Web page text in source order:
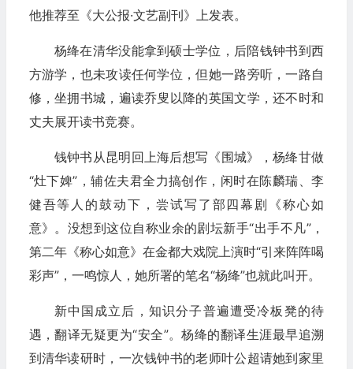
他推荐至《大公报·文艺副刊》上发表。
杨绛在清华没能拿到硕士学位，后陪钱钟书到西
方游学，也未攻读任何学位，但她一路旁听，一路自
修，坐拥书城，遍读乔叟以降的英国文学，还不时和
丈夫展开读书竞赛。
钱钟书从昆明回上海后想写《围城》，杨绛甘做
“灶下婢”，辅佐夫君全力搞创作，闲时在陈麟瑞、李
健吾等人的鼓动下，尝试写了部四幕剧《称心如
意》。没想到这位自称业余的剧坛新手“出手不凡”，
第二年《称心如意》在金都大戏院上演时“引来阵阵喝
彩声”，一鸣惊人，她所署的笔名“杨绛”也就此叫开。
新中国成立后，知识分子普遍遭受冷板凳的待
遇，翻译无疑更为“安全”。杨绛的翻译生涯最早追溯
到清华读研时，一次钱钟书的老师叶公超请她到家里